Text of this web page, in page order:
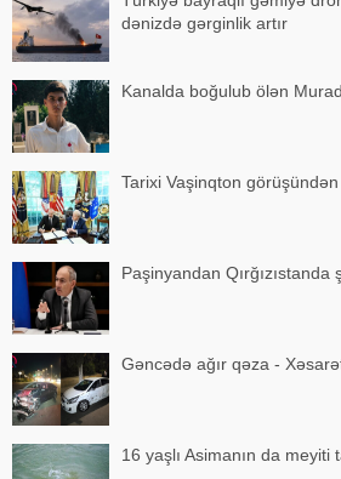
dənizdə gərginlik artır
Kanalda boğulub ölən
Tarixi Vaşinqton
Paşinyandan Qırğızıstanda
Gəncədə ağır qəza -
16 yaşlı Asimanın da meyiti